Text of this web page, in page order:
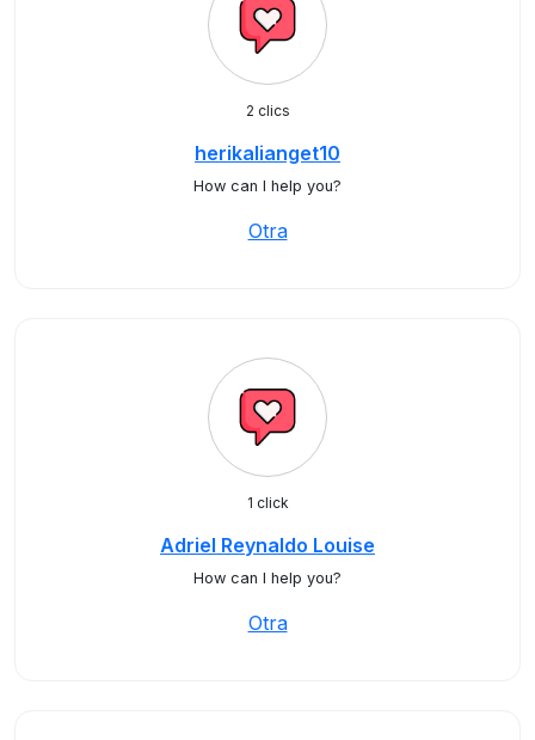
2 clics
herikalianget10
How can I help you?
Otra
1 click
Adriel Reynaldo Louise
How can I help you?
Otra